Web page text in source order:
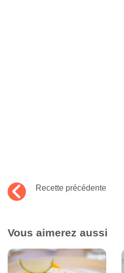
Recette précédente
Vous aimerez aussi